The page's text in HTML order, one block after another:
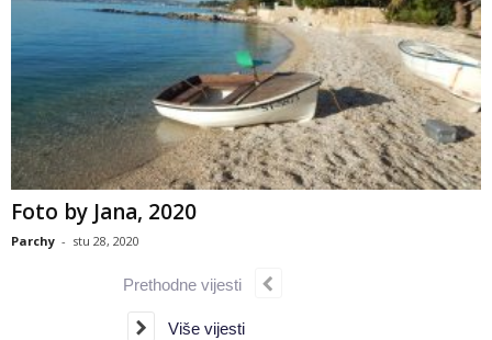
Foto by Jana, 2020
Parchy - stu 28, 2020
Prethodne vijesti
Više vijesti